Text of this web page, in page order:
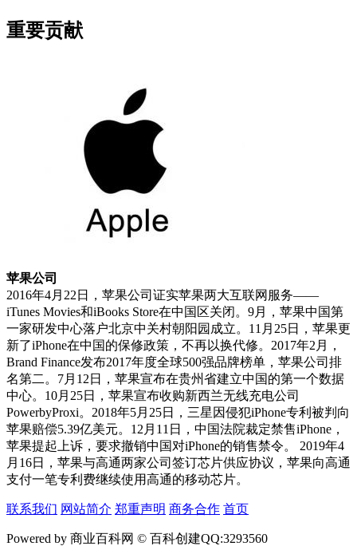
重要贡献
苹果公司
2016年4月22日，苹果公司证实苹果两大互联网服务——
iTunes Movies和iBooks Store在中国区关闭。9月，苹果中国第
一家研发中心落户北京中关村朝阳园成立。11月25日，苹果更
新了iPhone在中国的保修政策，不再以换代修。2017年2月，
Brand Finance发布2017年度全球500强品牌榜单，苹果公司排
名第二。7月12日，苹果宣布在贵州省建立中国的第一个数据
中心。10月25日，苹果宣布收购新西兰无线充电公司
PowerbyProxi。2018年5月25日，三星因侵犯iPhone专利被判向
苹果赔偿5.39亿美元。12月11日，中国法院裁定禁售iPhone，
苹果提起上诉，要求撤销中国对iPhone的销售禁令。 2019年4
月16日，苹果与高通两家公司签订芯片供应协议，苹果向高通
支付一笔专利费继续使用高通的移动芯片。
联系我们 网站简介 郑重声明 商务合作 首页
Powered by 商业百科网 © 百科创建QQ:3293560